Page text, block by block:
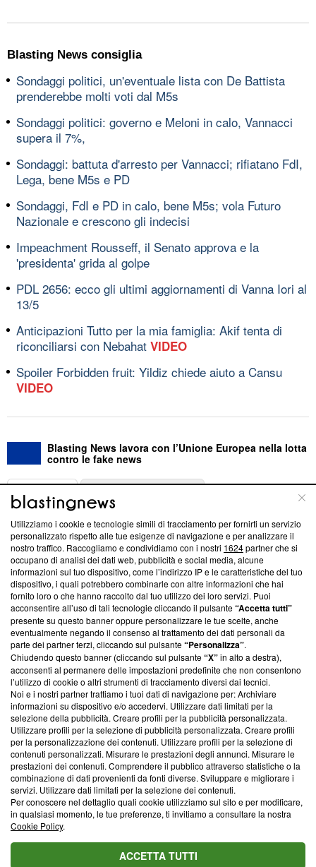
Blasting News consiglia
Sondaggi politici, un'eventuale lista con De Battista
prenderebbe molti voti dal M5s
Sondaggi politici: governo e Meloni in calo, Vannacci
supera il 7%,
Sondaggi: battuta d'arresto per Vannacci; rifiatano FdI,
Lega, bene M5s e PD
Sondaggi, FdI e PD in calo, bene M5s; vola Futuro
Nazionale e crescono gli indecisi
Impeachment Rousseff, il Senato approva e la
'presidenta' grida al golpe
PDL 2656: ecco gli ultimi aggiornamenti di Vanna Iori al
13/5
Anticipazioni Tutto per la mia famiglia: Akif tenta di
riconciliarsi con Nebahat VIDEO
Spoiler Forbidden fruit: Yildiz chiede aiuto a Cansu
VIDEO
Blasting News lavora con l’Unione Europea nella lotta
contro le fake news
ABOUT
Questa sezione offre informazioni trasparenti su Blasting
News, sui nostri processi editoriali e su come ci impegniamo a
creare news di qualità. Inoltre, afferma la nostra aderenza a
‘Trust Project - News with Integrity’Blasting News non è
ancora membro del programma, ma ha richiesto di farne
parte; Trust Project non ha ancora effettuato una verifica di
conformità agli standard.
Su di noi
Team editoriale
Corporate
Redazione
Informativa Privacy
Cookie Policy
Blasting SA, IDI CHE-247.845.224, Via Carlo Frasca, 3 - 6900
Lugano (Svizzera) Tel:+39 0690258937
© 2026 Blasting News
Utilizziamo i cookie e tecnologie simili di tracciamento per fornirti un servizio
personalizzato rispetto alle tue esigenze di navigazione e per analizzare il
nostro traffico. Raccogliamo e condividiamo con i nostri 1624partner che si
occupano di analisi dei dati web, pubblicità e social media, alcune
informazioni sul tuo dispositivo, come l’indirizzo IP e le caratteristiche del tuo
dispositivo, i quali potrebbero combinarle con altre informazioni che hai
fornito loro o che hanno raccolto dal tuo utilizzo dei loro servizi. Puoi
acconsentire all’uso di tali tecnologie cliccando il pulsante“Accetta tutti”
presente su questo banner oppure personalizzare le tue scelte, anche
eventualmente negando il consenso al trattamento dei dati personali da
parte dei partner terzi, cliccando sul pulsante“Personalizza”.
Chiudendo questo banner (cliccando sul pulsante“X”in alto a destra),
acconsenti al permanere delle impostazioni predefinite che non consentono
l’utilizzo di cookie o altri strumenti di tracciamento diversi dai tecnici.
Noi e i nostri partner trattiamo i tuoi dati di navigazione per: Archiviare
informazioni su dispositivo e/o accedervi. Utilizzare dati limitati per la
selezione della pubblicità. Creare profili per la pubblicità personalizzata.
Utilizzare profili per la selezione di pubblicità personalizzata. Creare profili
per la personalizzazione dei contenuti. Utilizzare profili per la selezione di
contenuti personalizzati. Misurare le prestazioni degli annunci. Misurare le
prestazioni dei contenuti. Comprendere il pubblico attraverso statistiche o la
combinazione di dati provenienti da fonti diverse. Sviluppare e migliorare i
servizi. Utilizzare dati limitati per la selezione dei contenuti.
Per conoscere nel dettaglio quali cookie utilizziamo sul sito e per modificare,
in qualsiasi momento, le tue preferenze, ti invitiamo a consultare la nostra
Cookie Policy.
ACCETTA TUTTI